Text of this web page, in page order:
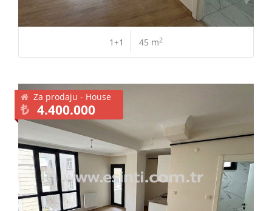
1+1 45 m2
Za prodaju - House
4.400.000